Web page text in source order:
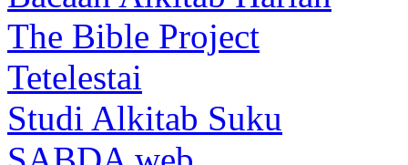
The Bible Project
Tetelestai
Studi Alkitab Suku